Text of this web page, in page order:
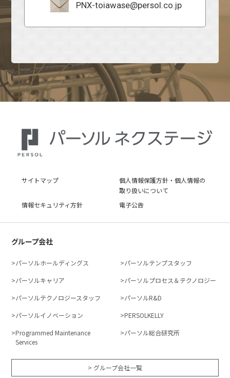
PNX-toiawase@persol.co.jp
サイトマップ
個人情報保護方針・個人情報の
取り扱いについて
情報セキュリティ方針
電子公告
グループ会社
パーソルホールディングス
パーソルテンプスタッフ
パーソルキャリア
パーソルプロセス＆テクノロジー
パーソルテクノロジースタッフ
パーソルR&D
パーソルイノベーション
PERSOLKELLY
Programmed Maintenance
Services
パーソル総合研究所
> グループ会社一覧